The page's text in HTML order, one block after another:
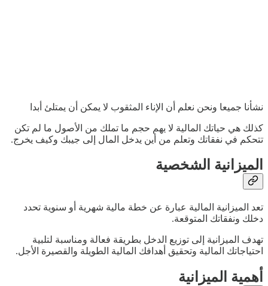
نشأنا جميعا ونحن نعلم أن الإناء المثقوب لا يمكن أن يمتلئ أبدا
كذلك هي حياتك المالية لا يهم حجم ما تملك من الأصول ما لم تكن
تتحكم في نفقاتك وتعلم من أين يدخل المال إلى جيبك وكيف يخرج.
الميزانية الشخصية
تعد الميزانية المالية عبارة عن خطة مالية شهرية أو سنوية تحدد
دخلك ونفقاتك المتوقعة.
تهدف الميزانية إلى توزيع الدخل بطريقة فعالة ومناسبة لتلبية
احتياجاتك المالية وتحقيق أهدافك المالية الطويلة والقصيرة الأجل.
أهمية الميزانية